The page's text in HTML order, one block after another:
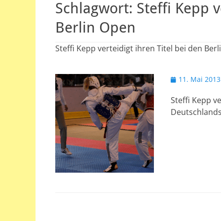
Schlagwort: Steffi Kepp
Berlin Open
Steffi Kepp verteidigt ihren Titel bei den
Veröffentlicht
11. Mai 2013
Steffi Kepp